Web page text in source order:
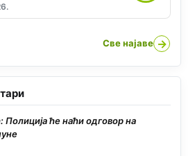
Све најаве →
Полиција ће наћи одговор на